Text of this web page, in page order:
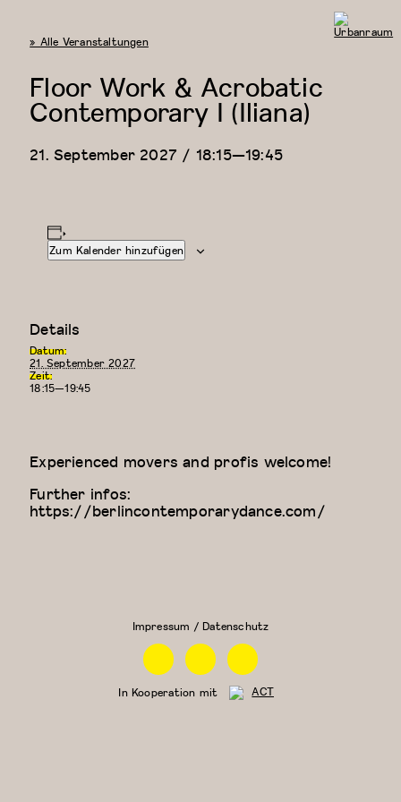
« Alle Veranstaltungen
Floor Work & Acrobatic
Contemporary I (Iliana)
21. September 2027 / 18:15—19:45
Experienced movers and profis welcome!
Further infos:
https://berlincontemporarydance.com/
Zum Kalender hinzufügen
Details
Datum:
21. September 2027
Zeit:
18:15—19:45
Impressum / Datenschutz
FacebookInstagramLinkedin
In Kooperation mit